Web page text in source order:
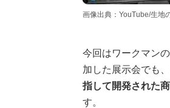
画像出典：YouTube/生地
今回はワークマン
加した展示会でも
指して開発された
す。